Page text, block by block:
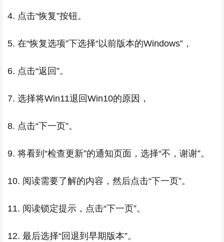
4. 点击“恢复”按钮。
5. 在“恢复选项”下选择“以前版本的Windows”，
6. 点击“返回”。
7. 选择将Win11退回Win10的原因，
8. 点击“下一页”。
9. 将看到“检查更新”的通知页面，选择“不，谢谢”。
10. 阅读需要了解的内容，然后点击“下一页”。
11. 阅读锁定提示，点击“下一页”。
12. 最后选择“回退到早期版本”。